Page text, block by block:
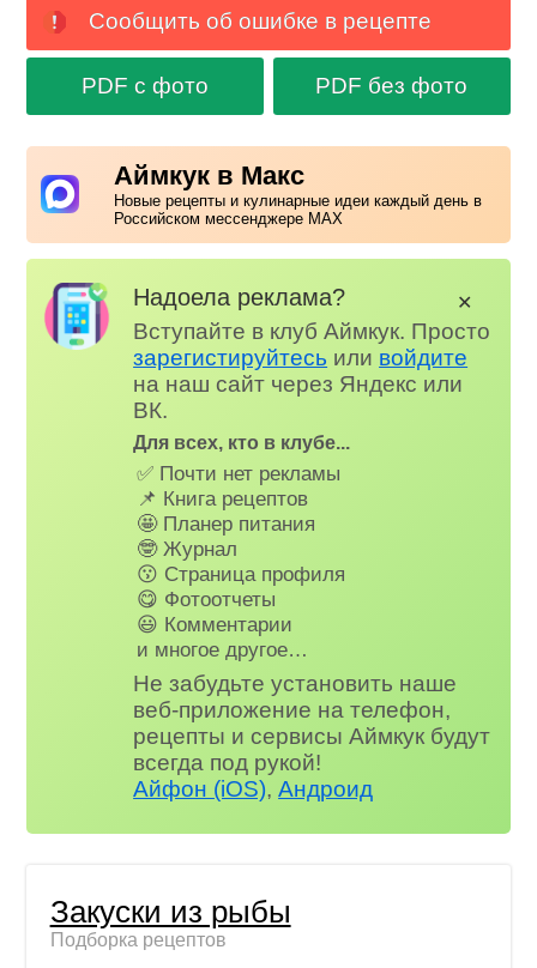
Сообщить об ошибке в рецепте
PDF с фото PDF без фото
Аймкук в Макс
Новые рецепты и кулинарные идеи каждый день в
Российском мессенджере MAX
Надоела реклама?
Вступайте в клуб Аймкук. Просто
зарегистируйтесь или войдите
на наш сайт через Яндекс или
ВК.
Для всех, кто в клубе...
✅ Почти нет рекламы
📌 Книга рецептов
🤩 Планер питания
🤓 Журнал
😗 Страница профиля
😋 Фотоотчеты
😃 Комментарии
и многое другое…
Не забудьте установить наше
веб-приложение на телефон,
рецепты и сервисы Аймкук будут
всегда под рукой!
Айфон (iOS),Андроид
✕
Закуски из рыбы
Подборка рецептов